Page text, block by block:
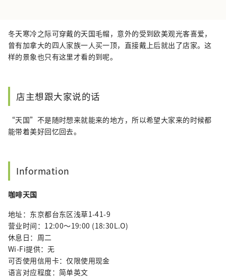
冬天寒冷之际可穿戴的天国毛帽，意外的受到欧美观光客喜爱，
曾有加拿大的四人家族一人买一顶，直接戴上后就出了店家。这
样的景象也只有这里才看的到呢。
店主想跟大家说的话
“天国”不是随时想来就能来的地方，所以希望大家来的时候都
能带着美好回忆回去。
Information
咖啡天国
地址：东京都台东区浅草1-41-9
营业时间：12:00〜19:00 (18:30L.O)
休息日：周二
Wi-Fi提供：无
可否使用信用卡：仅限使用现金
语言对应程度：简单英文